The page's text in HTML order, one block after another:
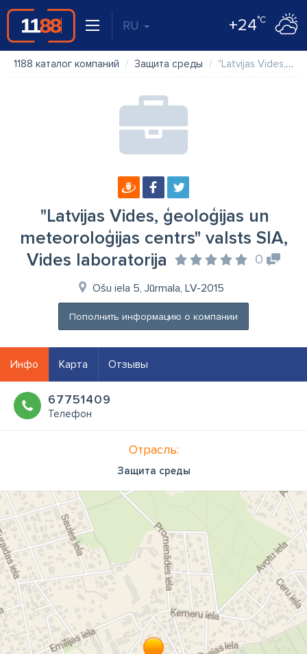
RU +24°C
1188 каталог компаний Защита среды "Latvijas Vides, ģeoloģijas un meteoroloģijas centrs" valsts SIA, Vides laboratorija
"Latvijas Vides, ģeoloģijas un
meteoroloģijas centrs" valsts SIA,
Vides laboratorija
0
Ošu iela 5, Jūrmala, LV-2015
Пополнить информацию о компании
Инфо Карта Отзывы
67751409
Телефон
Отрасль:
Защита среды